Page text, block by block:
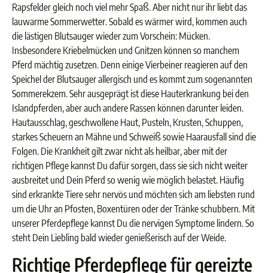
Rapsfelder gleich noch viel mehr Spaß. Aber nicht nur ihr liebt das
lauwarme Sommerwetter. Sobald es wärmer wird, kommen auch
die lästigen Blutsauger wieder zum Vorschein: Mücken.
Insbesondere Kriebelmücken und Gnitzen können so manchem
Pferd mächtig zusetzen. Denn einige Vierbeiner reagieren auf den
Speichel der Blutsauger allergisch und es kommt zum sogenannten
Sommerekzem. Sehr ausgeprägt ist diese Hauterkrankung bei den
Islandpferden, aber auch andere Rassen können darunter leiden.
Hautausschlag, geschwollene Haut, Pusteln, Krusten, Schuppen,
starkes Scheuern an Mähne und Schweiß sowie Haarausfall sind die
Folgen. Die Krankheit gilt zwar nicht als heilbar, aber mit der
richtigen Pflege kannst Du dafür sorgen, dass sie sich nicht weiter
ausbreitet und Dein Pferd so wenig wie möglich belastet. Häufig
sind erkrankte Tiere sehr nervös und möchten sich am liebsten rund
um die Uhr an Pfosten, Boxentüren oder der Tränke schubbern. Mit
unserer Pferdepflege kannst Du die nervigen Symptome lindern. So
steht Dein Liebling bald wieder genießerisch auf der Weide.
Richtige Pferdepflege für gereizte